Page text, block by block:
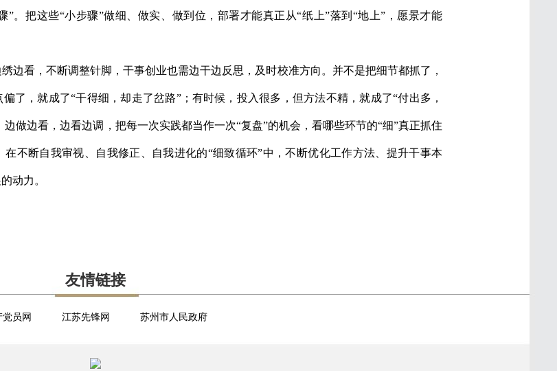
。把这些“小步骤”做细、做实、做到位，部署才能真正从“纸上”落到“地上”，愿景才能
边看，不断调整针脚，干事创业也需边干边反思，及时校准方向。并不是把细节都抓了，
了，就成了“干得细，却走了岔路”；有时候，投入很多，但方法不精，就成了“付出多，
做边看，边看边调，把每一次实践都当作一次“复盘”的机会，看哪些环节的“细”真正抓住
不断自我审视、自我修正、自我进化的“细致循环”中，不断优化工作方法、提升干事本
动力。
友情链接
党员网 江苏先锋网 苏州市人民政府